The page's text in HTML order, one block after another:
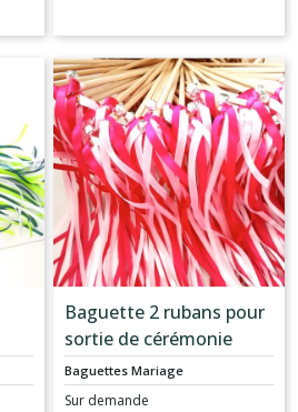
Baguette 2 rubans pour
sortie de cérémonie
avec grelots mariage -
Lot de 20 - Thème
Baguettes Mariage
Sur demande